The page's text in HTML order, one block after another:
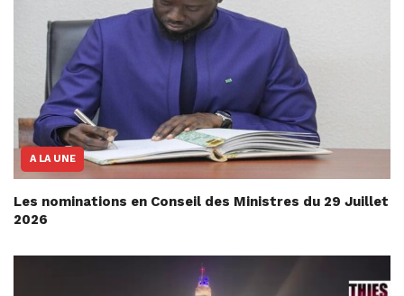
A LA UNE
Les nominations en Conseil des Ministres du 29 Juillet
2026